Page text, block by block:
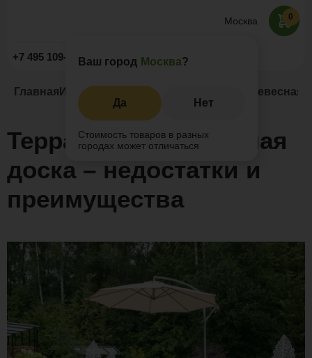
Москва
Ваш город Москва?
Да Нет
Стоимость товаров в разных
городах может отличаться
+7 495 109-52-09 Заказать звонок
0
Главная Информация Статьи Террасная и древесная
Террасная и древесная
доска – недостатки и
преимущества